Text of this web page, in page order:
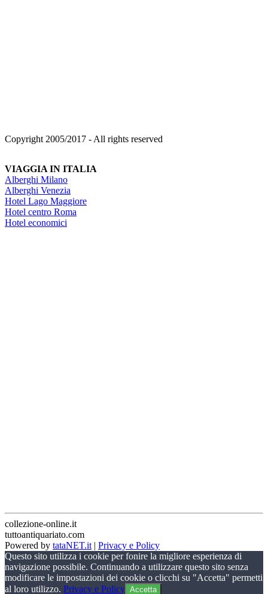
Copyright 2005/2017 - All rights reserved
VIAGGIA IN ITALIA
Alberghi Milano
Alberghi Venezia
Hotel Lago Maggiore
Hotel centro Roma
Hotel economici
collezione-online.it
tuttoantiquariato.com
Powered by tataNET.it | Privacy e Policy
Questo sito utilizza i cookie per fonire la migliore esperienza di
navigazione possibile. Continuando a utilizzare questo sito senza
modificare le impostazioni dei cookie o clicchi su "Accetta" permetti
al loro utilizzo. Privacy e Policy Accetta